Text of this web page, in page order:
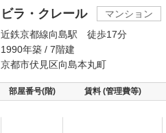
ビラ・クレール
マンション
近鉄京都線向島駅 徒歩17分
1990年築 / 7階建
京都市伏見区向島本丸町
部屋番号(階) 賃料 (管理費等)